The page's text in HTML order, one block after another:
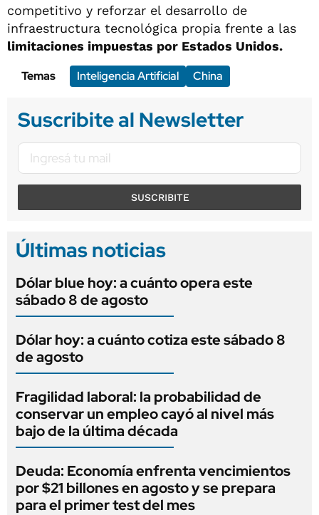
competitivo y reforzar el desarrollo de
infraestructura tecnológica propia frente a las
limitaciones impuestas por Estados Unidos.
Temas
Inteligencia Artificial China
Suscribite al Newsletter
SUSCRIBITE
Últimas noticias
Dólar blue hoy: a cuánto opera este
sábado 8 de agosto
Dólar hoy: a cuánto cotiza este sábado 8
de agosto
Fragilidad laboral: la probabilidad de
conservar un empleo cayó al nivel más
bajo de la última década
Deuda: Economía enfrenta vencimientos
por $21 billones en agosto y se prepara
para el primer test del mes